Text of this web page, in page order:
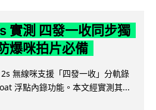
實測 四發一收同步獨
爆咪拍片必備
無線咪支援「四發一收」分軌錄
浮點內錄功能。本文經實測其...